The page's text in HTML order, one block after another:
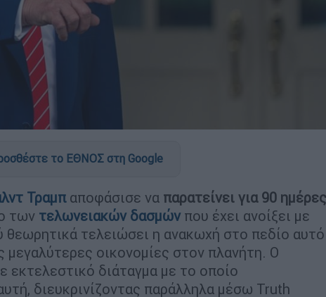
το ΕΘΝΟΣ στη Google
Τραμπ αποφάσισε να παρατείνει για 90 ημέρες
των τελωνειακών δασμώνπου έχει ανοίξει με
θεωρητικά τελειώσει η ανακωχή στο πεδίο αυτό
μεγαλύτερες οικονομίες στον πλανήτη. Ο
εκτελεστικό διάταγμα με το οποίο
διευκρινίζοντας παράλληλα μέσω Truth